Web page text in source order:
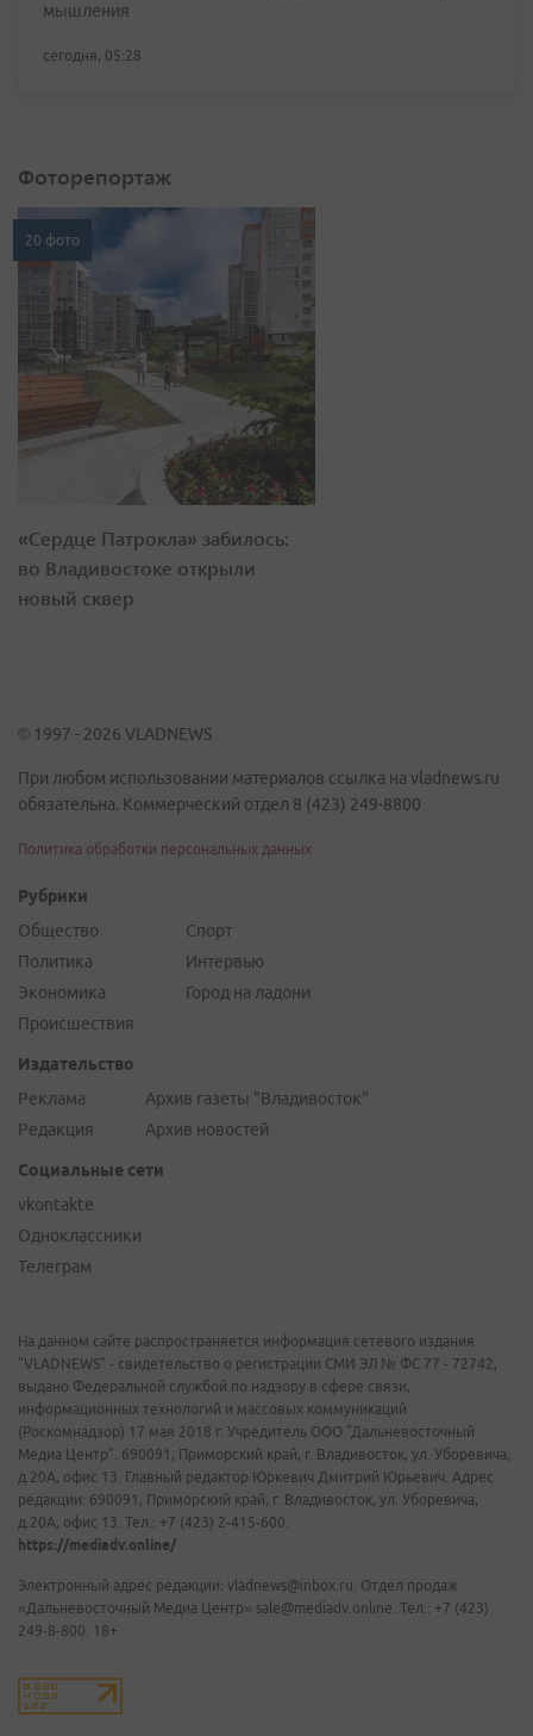
мышления
сегодня, 05:28
Фоторепортаж
20 фото
«Сердце Патрокла» забилось:
во Владивостоке открыли
новый сквер
© 1997 - 2026 VLADNEWS
При любом использовании материалов ссылка на vladnews.ru
обязательна. Коммерческий отдел 8 (423) 249-8800
Политика обработки персональных данных
Рубрики
Общество
Политика
Экономика
Происшествия
Спорт
Интервью
Город на ладони
Издательство
Реклама
Редакция
Архив газеты "Владивосток"
Архив новостей
Социальные сети
vkontakte
Одноклассники
Телеграм
На данном сайте распространяется информация сетевого издания
"VLADNEWS" - свидетельство о регистрации СМИ ЭЛ № ФС 77 - 72742,
выдано Федеральной службой по надзору в сфере связи,
информационных технологий и массовых коммуникаций
(Роскомнадзор) 17 мая 2018 г. Учредитель ООО "Дальневосточный
Медиа Центр". 690091, Приморский край, г. Владивосток, ул. Уборевича,
д.20А, офис 13. Главный редактор Юркевич Дмитрий Юрьевич. Адрес
редакции: 690091, Приморский край, г. Владивосток, ул. Уборевича,
д.20А, офис 13. Тел.: +7 (423) 2-415-600.
https://mediadv.online/
Электронный адрес редакции: vladnews@inbox.ru. Отдел продаж
«Дальневосточный Медиа Центр» sale@mediadv.online. Тел.: +7 (423)
249-8-800. 18+